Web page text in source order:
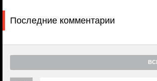
Последние комментарии